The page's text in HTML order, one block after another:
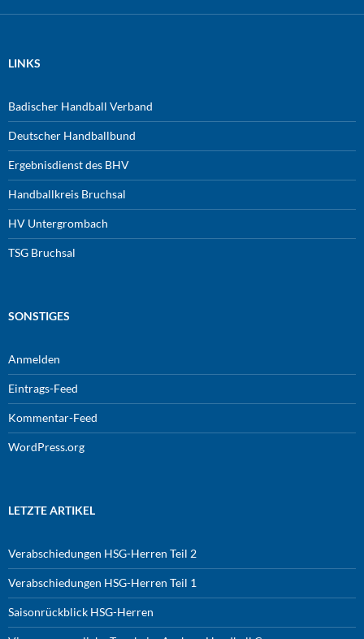
LINKS
Badischer Handball Verband
Deutscher Handballbund
Ergebnisdienst des BHV
Handballkreis Bruchsal
HV Untergrombach
TSG Bruchsal
SONSTIGES
Anmelden
Eintrags-Feed
Kommentar-Feed
WordPress.org
LETZTE ARTIKEL
Verabschiedungen HSG-Herren Teil 2
Verabschiedungen HSG-Herren Teil 1
Saisonrückblick HSG-Herren